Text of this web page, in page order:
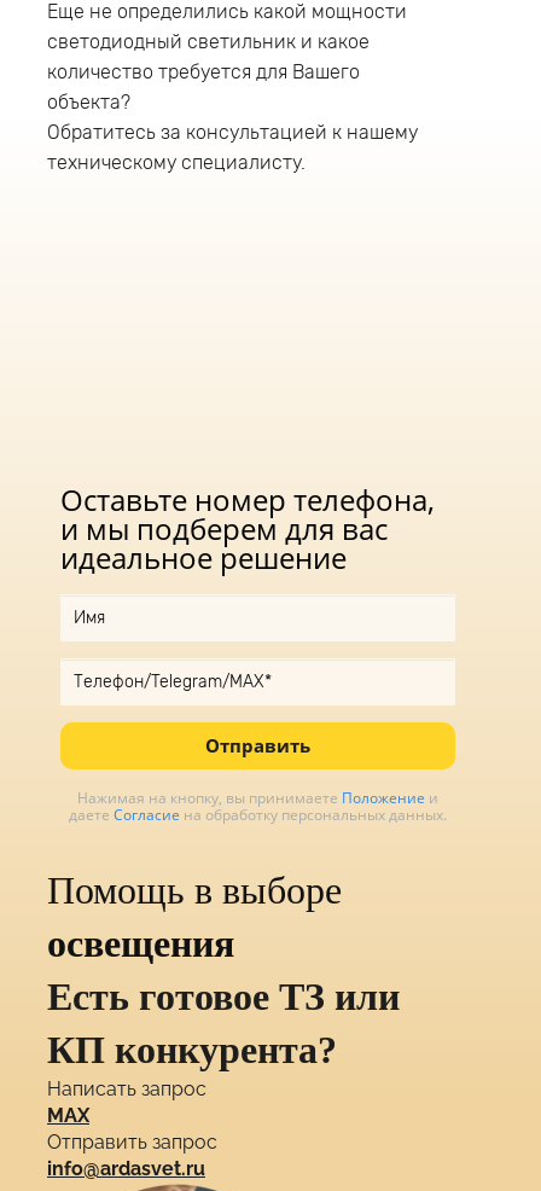
от -60°C и до +40°C, что даёт возможность
использовать светильник как для наружного,
так и для внутреннего освещения.
Светодиодный промышленный светильник
обладает универсальным типом крепления и
монтируется на трубу диаметром до 52мм.
Рабочая высота установки светильника 5-8
метров. В светильнике данной серии
Еще не определились какой мощности
светодиодный светильник и какое
количество требуется для Вашего
объекта?
Обратитесь за консультацией к нашему
техническому специалисту.
Оставьте номер телефона,
и мы подберем для вас
идеальное решение
Отправить
Нажимая на кнопку, вы принимаете Положение и
даете Согласие на обработку персональных данных.
Помощь в выборе
освещения
Есть готовое ТЗ или
КП конкурента?
Написать запрос
MAX
Отправить запрос
info@ardasvet.ru